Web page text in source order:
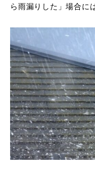
ら雨漏りした」場合に